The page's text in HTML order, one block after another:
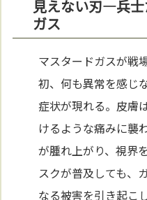
見えない刃—兵
ガス
マスタードガスが戦
初、何も異常を感じ
症状が現れる。皮膚
けるような痛みに襲
が腫れ上がり、視界
スクが普及しても、
なる被害を引き起こ